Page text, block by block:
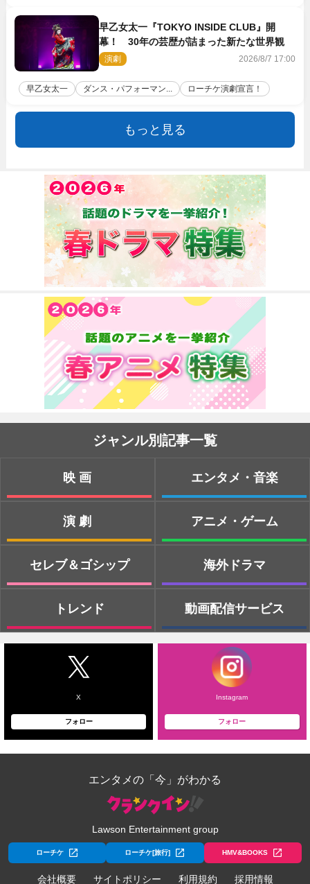
早乙女太一『TOKYO INSIDE CLUB』開
幕！ 30年の芸歴が詰まった新たな世界観
演劇 2026/8/7 17:00
早乙女太一 ダンス・パフォーマン... ローチケ演劇宣言！
もっと見る
ジャンル別記事一覧
映画
演劇
セレブ＆ゴシップ
トレンド
エンタメ・音楽
アニメ・ゲーム
海外ドラマ
動画配信サービス
X
フォロー
Instagram
フォロー
エンタメの「今」がわかる
Lawson Entertainment group
ローチケ ローチケ[旅行] HMV&BOOKS
会社概要 サイトポリシー 利用規約 採用情報